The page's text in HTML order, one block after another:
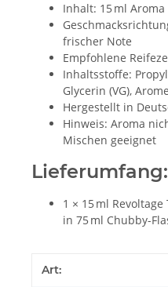
Inhalt: 15 ml Aroma
frischer Note
Empfohlene
Inhaltsstoffe:
Glycerin (VG),
Hergestellt in
Hinweis: Aroma
Mischen geeignet
Lieferumfang:
1 × 15 ml
in 75 ml Chubby-
Art: